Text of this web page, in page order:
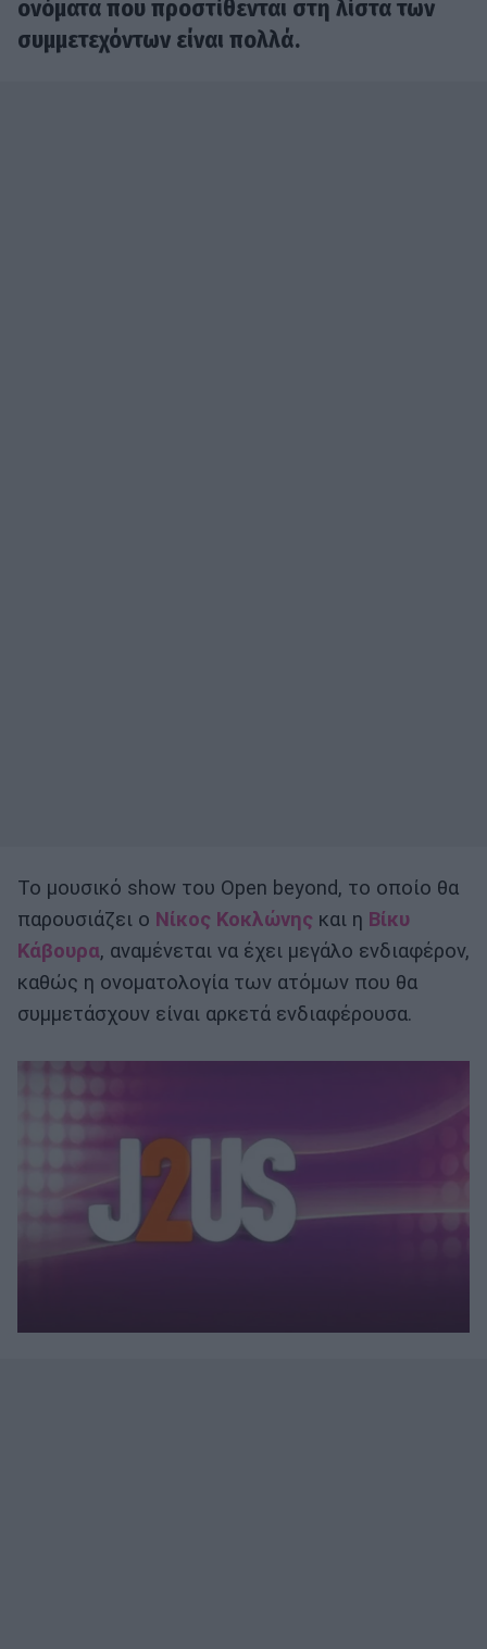
ονόματα που προστίθενται στη λίστα των
συμμετεχόντων είναι πολλά.
Το μουσικό show του Open beyond, το οποίο θα
παρουσιάζει ο Νίκος Κοκλώνης και η Βίκυ
Κάβουρα, αναμένεται να έχει μεγάλο ενδιαφέρον,
καθώς η ονοματολογία των ατόμων που θα
συμμετάσχουν είναι αρκετά ενδιαφέρουσα.